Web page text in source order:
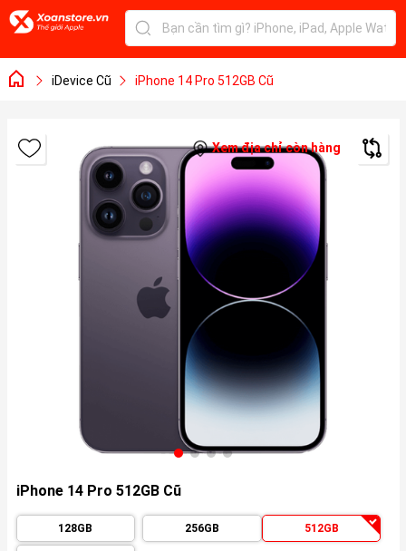
iDevice Cũ iPhone 14 Pro 512GB Cũ
Xem địa chỉ còn hàng
iPhone 14 Pro 512GB Cũ
128GB 256GB 512GB